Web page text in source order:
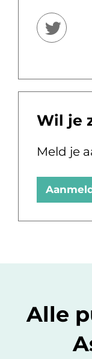
Wil je
Meld je
Alle